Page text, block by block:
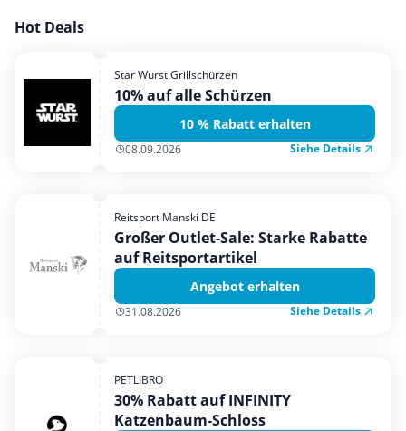
Garten, Haushalt & Tiere
Mobilfunk & Internet
Mode & Accessoires
Shopping
Urlaub & Reise
Hot Deals
Star Wurst Grillschürzen
10% auf alle Schürzen
10 % Rabatt erhalten
08.09.2026 Siehe Details
Reitsport Manski DE
Großer Outlet-Sale: Starke Rabatte
auf Reitsportartikel
Angebot erhalten
31.08.2026 Siehe Details
PETLIBRO
30% Rabatt auf INFINITY
Katzenbaum-Schloss